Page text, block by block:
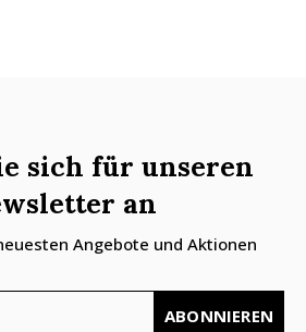
sich für unseren
an
Angebote und Aktionen
ABONNIEREN